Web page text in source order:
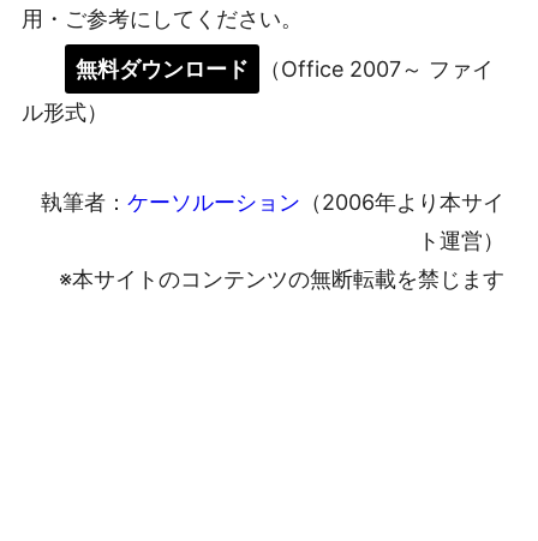
用・ご参考にしてください。
無料ダウンロード
（Office 2007～ ファイ
ル形式）
執筆者： ケーソルーション （2006年より本サイ
ト運営）
※本サイトのコンテンツの無断転載を禁じます